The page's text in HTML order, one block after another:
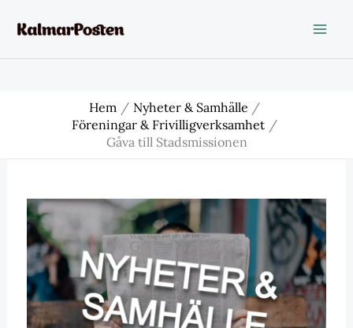
Hem
Nyheter & Samhälle
Föreningar & Frivilligverksamhet
Gåva till Stadsmissionen